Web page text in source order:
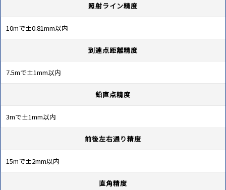
照射ライン精度
10mで±0.81mm以内
到達点距離精度
7.5mで±1mm以内
鉛直点精度
3mで±1mm以内
前後左右通り精度
15mで±2mm以内
直角精度